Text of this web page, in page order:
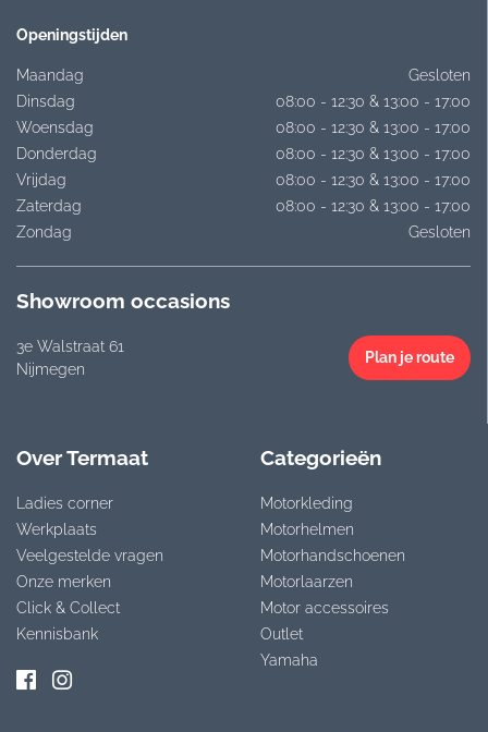
Openingstijden
Maandag
Gesloten
Dinsdag
08:00 - 12:30 & 13:00 - 17:00
Woensdag
08:00 - 12:30 & 13:00 - 17:00
Donderdag
08:00 - 12:30 & 13:00 - 17:00
Vrijdag
08:00 - 12:30 & 13:00 - 17:00
Zaterdag
08:00 - 12:30 & 13:00 - 17:00
Zondag
Gesloten
Showroom occasions
3e Walstraat 61
Nijmegen
Plan je route
Over Termaat
Ladies corner
Werkplaats
Veelgestelde vragen
Onze merken
Click & Collect
Kennisbank
Categorieën
Motorkleding
Motorhelmen
Motorhandschoenen
Motorlaarzen
Motor accessoires
Outlet
Yamaha